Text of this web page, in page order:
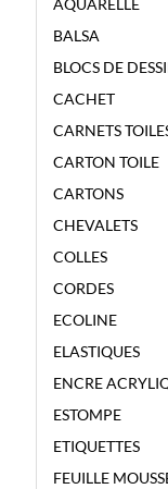
AQUARELLE
BALSA
BLOCS DE
CACHET
CARNETS
CARTON TOILE
CARTONS
CHEVALETS
COLLES
CORDES
ECOLINE
ELASTIQUES
ENCRE
ESTOMPE
ETIQUETTES
FEUILLE